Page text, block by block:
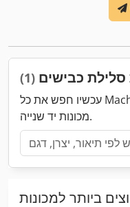
כבישים (1)
עכשיו חפש את כל Machineseeker עם יותר מ-200,000
מכונות יד שנייה.